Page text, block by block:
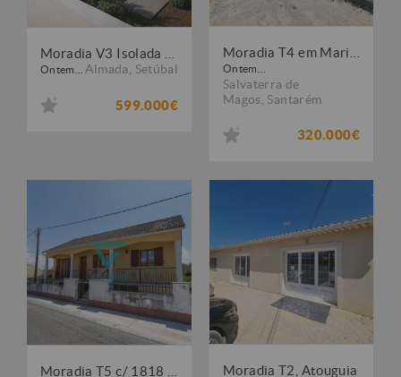
Ontem... Almada Setúbal
599.000€
Ontem...
Salvaterra de
Magos Santarém
320.000€
Moradia T2, Atouguia